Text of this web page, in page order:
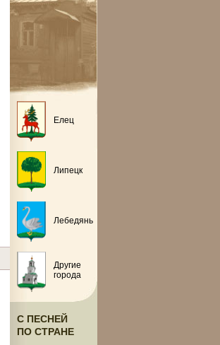
Елец
Липецк
Лебедянь
Другие
города
С ПЕСНЕЙ
ПО СТРАНЕ